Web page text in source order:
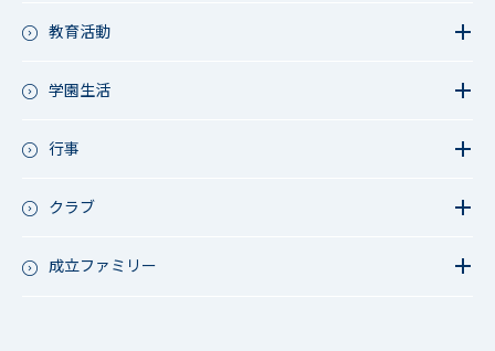
教育活動
教育活動（高校）
アース・プロジェクト
学園生活
今日の1枚～ｸﾗｽ&ｸﾗﾌﾞ編～
行事
成立祭（文化祭）
クラブ
軟式野球
成立ファミリー